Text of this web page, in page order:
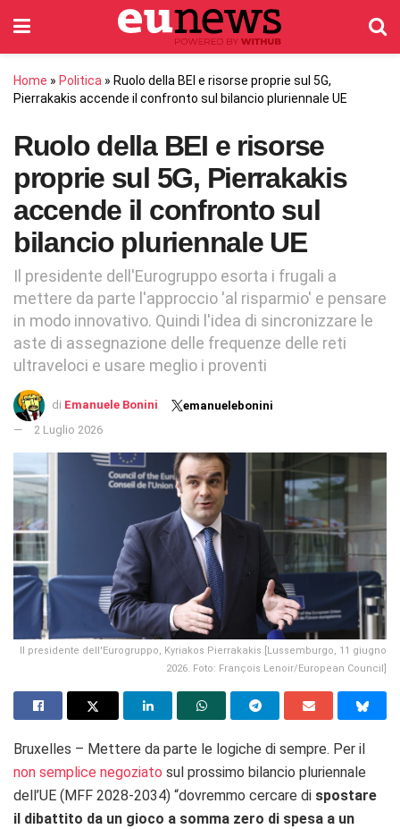
Home » Politica » Ruolo della BEI e risorse proprie sul 5G,
Pierrakakis accende il confronto sul bilancio pluriennale UE
Ruolo della BEI e risorse
proprie sul 5G, Pierrakakis
accende il confronto sul
bilancio pluriennale UE
Il presidente dell'Eurogruppo esorta i frugali a
mettere da parte l'approccio 'al risparmio' e pensare
in modo innovativo. Quindi l'idea di sincronizzare le
aste di assegnazione delle frequenze delle reti
ultraveloci e usare meglio i proventi
di Emanuele Bonini
emanuelebonini
2 Luglio 2026
Il presidente dell'Eurogruppo, Kyriakos Pierrakakis [Lussemburgo, 11 giugno
2026. Foto: François Lenoir/European Council]
Bruxelles – Mettere da parte le logiche di sempre. Per il
non semplice negoziato sul prossimo bilancio pluriennale
dell’UE (MFF 2028-2034) “dovremmo cercare di spostare
il dibattito da un gioco a somma zero di spesa a un